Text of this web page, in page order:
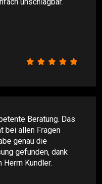
Beratung. Das
bei allen Fragen
genau die
gefunden, dank
Kundler.